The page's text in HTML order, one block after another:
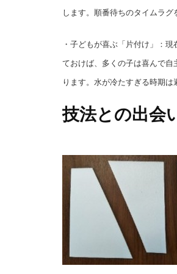
します。順番待ちのタイムラグ
・子どもが喜ぶ「片付け」：
ておけば、多くの子は喜んで
ります。水が冷たすぎる時期は
技法との出会